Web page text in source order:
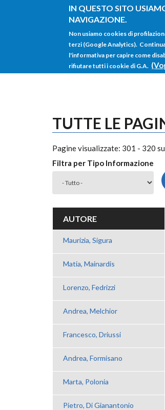
IN QUESTO SITO
NAVIGAZIONE.
Non usiamo cookies di
terzi (Google Analytics).
l'informativa per capire come
rifiutare tutti i cookie di G.A.
Salta al contenuto principale
TUTTE LE
Pagine visualizzate: 301 - 320
Filtra per Tipo Informazione
AUTORE
Maurizia, Sigura
Matia, Mainardis
Lorenzo, Fedrizzi
Andrea, Melchior
Francesco, Driussi
Andrea, Formisano
Marta, Polonia
Pietro, Di Gianantonio